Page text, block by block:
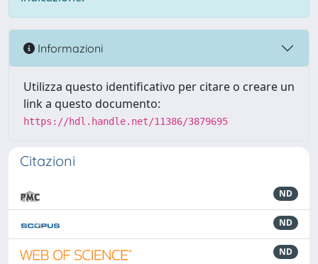
Informazioni
Utilizza questo identificativo per citare o creare un
link a questo documento:
https://hdl.handle.net/11386/3879695
Citazioni
ND
ND
ND